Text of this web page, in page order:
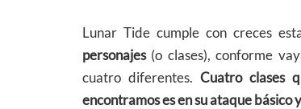
Lunar Tide cumple con creces
personajes(o clases), conforme
cuatro diferentes.Cuatro clases
encontramos es en su ataque básico